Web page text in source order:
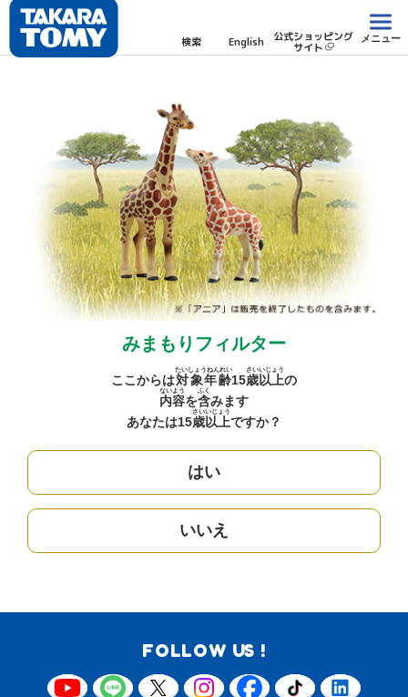
検索 English 公式ショッピング
サイト
メニュー
みまもりフィルター
ここからは対象年齢
たいしょうねんれい
15歳
さい
以上
いじょう
の
内容
ないよう
を含
ふく
みます
あなたは15歳
さい
以上
いじょう
ですか？
はい
いいえ
FOLLOW US !